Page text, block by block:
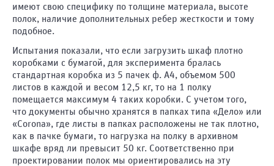
имеют свою специфику по толщине материала, высоте
полок, наличие дополнительных ребер жесткости и тому
подобное.
Испытания показали, что если загрузить шкаф плотно
коробками с бумагой, для эксперимента бралась
стандартная коробка из 5 пачек ф. А4, объемом 500
листов в каждой и весом 12,5 кг, то на 1 полку
помещается максимум 4 таких коробки. С учетом того,
что документы обычно хранятся в папках типа «Дело» или
«Corona», где листы в папках расположены не так плотно,
как в пачке бумаги, то нагрузка на полку в архивном
шкафе вряд ли превысит 50 кг. Соответственно при
проектировании полок мы ориентировались на эту
Томск
Тула
Ульяновск
Уфа
Хабаровск
Чебоксары
Челябинск
Череповец
Ярославль